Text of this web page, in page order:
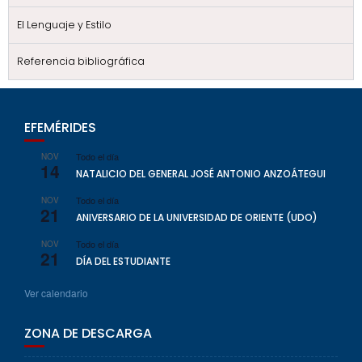
El Lenguaje y Estilo
Referencia bibliográfica
EFEMÉRIDES
NOV
14
Todo el día
NATALICIO DEL GENERAL JOSÉ ANTONIO ANZOÁTEGUI
NOV
21
Todo el día
ANIVERSARIO DE LA UNIVERSIDAD DE ORIENTE (UDO)
NOV
21
Todo el día
DÍA DEL ESTUDIANTE
Ver calendario
ZONA DE DESCARGA